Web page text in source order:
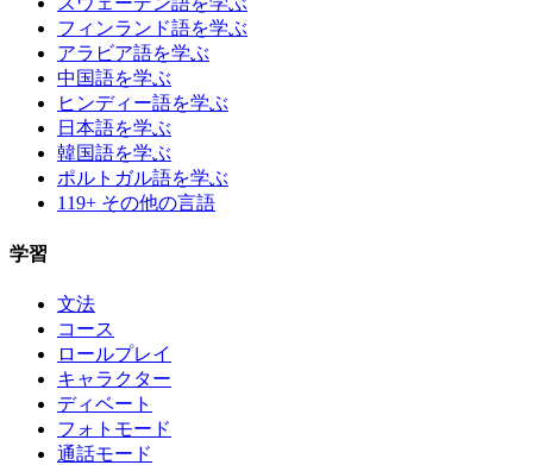
フィンランド語を学ぶ
アラビア語を学ぶ
中国語を学ぶ
ヒンディー語を学ぶ
日本語を学ぶ
韓国語を学ぶ
ポルトガル語を学ぶ
119+ その他の言語
学習
文法
コース
ロールプレイ
キャラクター
ディベート
フォトモード
通話モード